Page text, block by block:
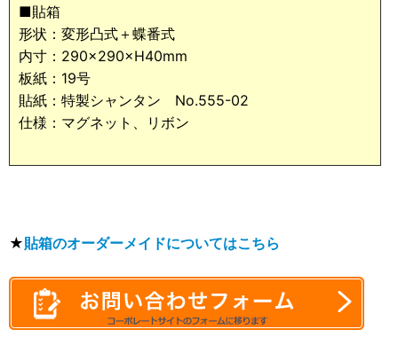
■貼箱
形状：変形凸式＋蝶番式
内寸：290×290×H40mm
板紙：19号
貼紙：特製シャンタン No.555-02
仕様：マグネット、リボン
★貼箱のオーダーメイドについてはこちら